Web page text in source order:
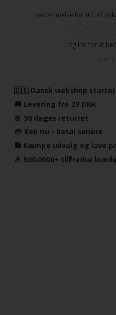
Bedømmelse for SOHO
Log ind for at
🇩🇰 Dansk webshop startet
🚚 Levering fra 29 DKK
🌸 30 dages returret
💳 Køb nu - betal senere
🛍️ Kæmpe udvalg og lave
🎉 500.0000+ tilfredse